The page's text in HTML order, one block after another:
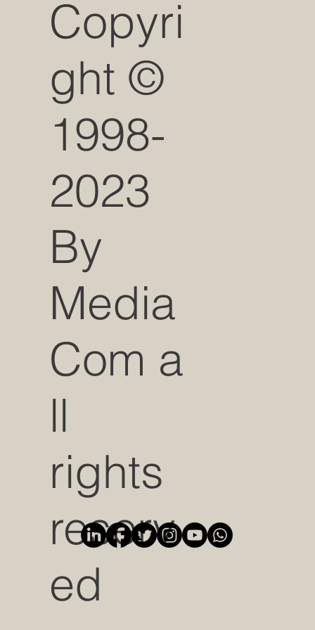
Copyri
ght ©
1998-
2023
By
Media
Com a
ll
rights
reserv
ed